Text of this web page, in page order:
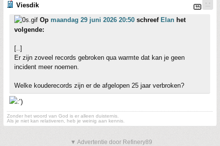
Viesdik
Op maandag 29 juni 2026 20:50 schreef Elan het
volgende:
[..]
Er zijn zoveel records gebroken qua warmte dat kan je geen
incident meer noemen.
Welke kouderecords zijn er de afgelopen 25 jaar verbroken?
Zonder het woord van God is er alleen duisternis.
Als je niet kan relativeren, heb je weinig aan kennis.
▼ Advertentie door Refinery89